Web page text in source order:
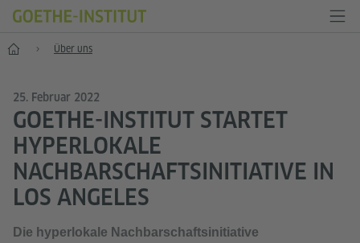
Start Über uns
25. Februar 2022
GOETHE-INSTITUT STARTET
HYPERLOKALE
NACHBARSCHAFTSINITIATIVE IN
LOS ANGELES
Die hyperlokale Nachbarschaftsinitiative